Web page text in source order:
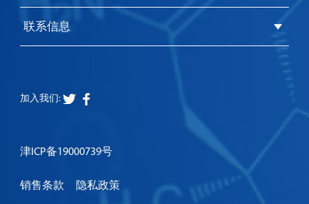
联系信息
加入我们:
津ICP备19000739号
销售条款 隐私政策